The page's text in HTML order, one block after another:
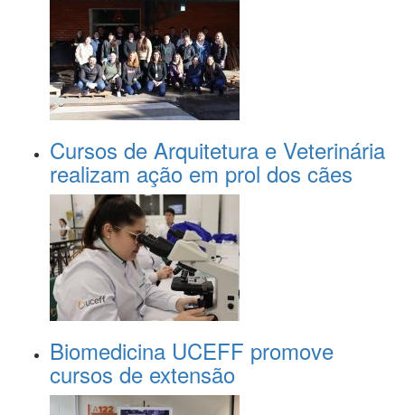
Cursos de Arquitetura e Veterinária
realizam ação em prol dos cães
Biomedicina UCEFF promove
cursos de extensão